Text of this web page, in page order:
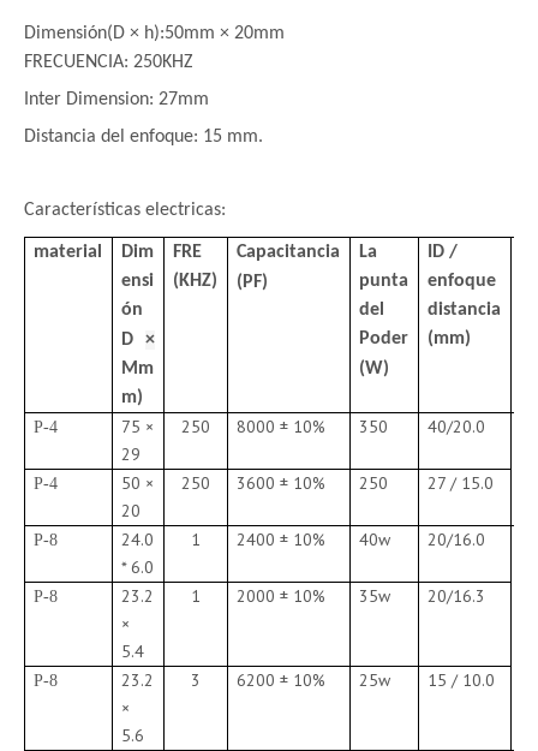
Dimensión(D × h):50mm × 20mm
FRECUENCIA: 250KHZ
Inter Dimension: 27mm
Distancia del enfoque: 15 mm.
Características electricas:
material
Dim
ensi
ón
D
×
Mm
m)
FRE
(KHZ)
Capacitancia
(PF)
La
punta
del
Poder
(W)
ID /
enfoque
distancia
(mm)
P-4
75 ×
29
250 8000 ± 10% 350 40/20.0
P-4
50 ×
20
250 3600 ± 10% 250 27 / 15.0
P-8
24.0
* 6.0
1 2400 ± 10% 40w 20/16.0
P-8
23.2
×
5.4
1 2000 ± 10% 35w 20/16.3
P-8
23.2
×
5.6
3 6200 ± 10% 25w 15 / 10.0